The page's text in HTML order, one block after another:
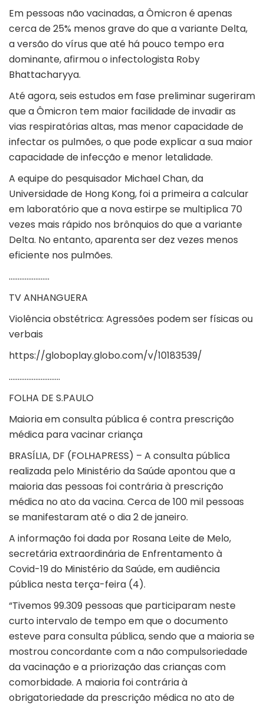
Em pessoas não vacinadas, a Ômicron é apenas
cerca de 25% menos grave do que a variante Delta,
a versão do vírus que até há pouco tempo era
dominante, afirmou o infectologista Roby
Bhattacharyya.
Até agora, seis estudos em fase preliminar sugeriram
que a Ômicron tem maior facilidade de invadir as
vias respiratórias altas, mas menor capacidade de
infectar os pulmões, o que pode explicar a sua maior
capacidade de infecção e menor letalidade.
A equipe do pesquisador Michael Chan, da
Universidade de Hong Kong, foi a primeira a calcular
em laboratório que a nova estirpe se multiplica 70
vezes mais rápido nos brônquios do que a variante
Delta. No entanto, aparenta ser dez vezes menos
eficiente nos pulmões.
…………………..
TV ANHANGUERA
Violência obstétrica: Agressões podem ser físicas ou
verbais
https://globoplay.globo.com/v/10183539/
………………………..
FOLHA DE S.PAULO
Maioria em consulta pública é contra prescrição
médica para vacinar criança
BRASÍLIA, DF (FOLHAPRESS) – A consulta pública
realizada pelo Ministério da Saúde apontou que a
maioria das pessoas foi contrária à prescrição
médica no ato da vacina. Cerca de 100 mil pessoas
se manifestaram até o dia 2 de janeiro.
A informação foi dada por Rosana Leite de Melo,
secretária extraordinária de Enfrentamento à
Covid-19 do Ministério da Saúde, em audiência
pública nesta terça-feira (4).
“Tivemos 99.309 pessoas que participaram neste
curto intervalo de tempo em que o documento
esteve para consulta pública, sendo que a maioria se
mostrou concordante com a não compulsoriedade
da vacinação e a priorização das crianças com
comorbidade. A maioria foi contrária à
obrigatoriedade da prescrição médica no ato de